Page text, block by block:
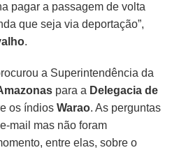
pagar a passagem de volta
que seja via deportação”,
.
a Superintendência da
para a Delegacia de
os índiosWarao. As perguntas
mail mas não foram
entre elas, sobre o